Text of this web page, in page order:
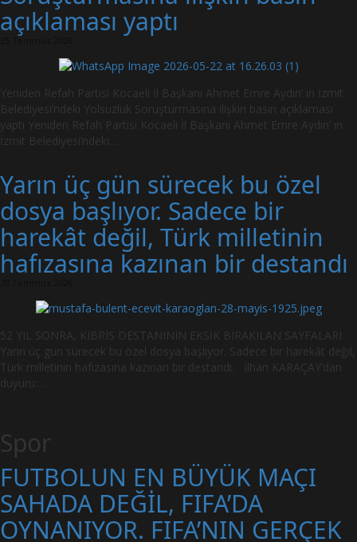
açıklaması yaptı
Yeniden Refah Partisi Kocaeli İl Başkanı Ahmet Emre Aydın’ ın İzmit
Belediyesi’ndeki Yolsuzluk Soruşturmasına ilişkin basın açıklaması
yaptı Yeniden Refah Partisi Kocaeli İl Başkanı Ahmet Emre Aydın’ ın
İzmit Belediyesi’ndeki…
Yarın üç gün sürecek bu özel
dosya başlıyor. Sadece bir
harekât değil, Türk milletinin
hafızasına kazınan bir destandı
52 YIL SONRA, KIBRIS DESTANININ EKSİK BIRAKILAN SAYFALARI
Yarın üç gün sürecek bu özel dosya başlıyor. Sadece bir harekât değil,
Türk milletinin hafızasına kazınan bir destandı. İlhan KARAÇAY’dan
duyuru:…
Spor
FUTBOLUN EN BÜYÜK MAÇI
SAHADA DEĞİL, FIFA’DA
OYNANIYOR. FIFA’NIN GERÇEK